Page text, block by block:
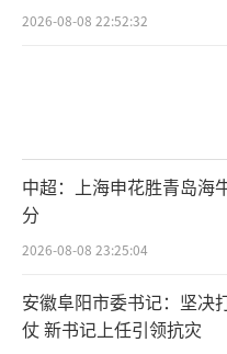
2026-08-08 22:52:32
中超：上海申花胜青岛海
分
2026-08-08 23:25:04
安徽阜阳市委书记：坚决
仗 新书记上任引领抗灾